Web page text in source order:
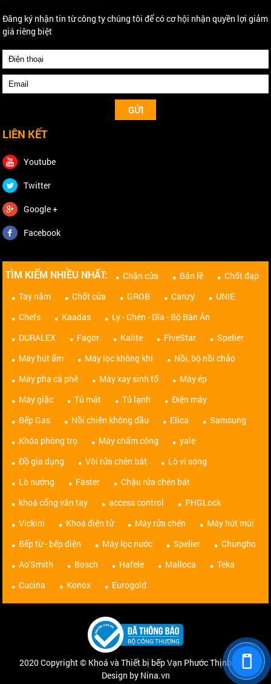
Đăng ký nhận tin từ công ty chúng tôi để có cơ hội nhận quyền lợi giảm
giá riêng biệt
LIÊN KẾT
Youtube
Twitter
Google +
Facebook
TÌM KIẾM NHIỀU NHẤT: Chặn cửa Bản lề
Chốt đạp
Tay nắm
Chốt cửa GROB Canzy
UNIE
Chefs
Kaadas
Ly - Chén - Dĩa - Bộ Bàn Ăn
DURALEX
Fagor Kalite FiveStar
Spelier
Máy hút ẩm
Máy lọc không khí
Nồi, bộ nồi chảo
Máy pha cà phê
Máy xay sinh tố
Máy ép
Máy giặc
Tủ mát Tủ lạnh
Điện máy
Bếp Gas
Nồi chiên không dầu Elica
Samsung
Khóa phòng trọ
Máy chấm công
yale
Đồ gia dụng
Vòi rửa chén bát
Lò vi sóng
Lò nướng
Faster
Chậu rửa chén bát
khoá cổng vân tay
access control
PHGLock
Vickini
Khoá điện tử Máy rửa chén
Máy hút mùi
Bếp từ - bếp điện
Máy lọc nước Spelier
Chungho
Ao'Smith
Bosch Hafele Malloca
Teka
Cucina
Konox Eurogold
2020 Copyright © Khoá và Thiết bị bếp Vạn Phước Thịnh. Web
Design by Nina.vn